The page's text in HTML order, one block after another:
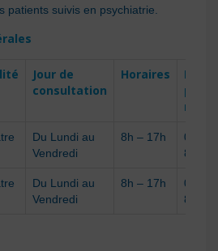
patients suivis en psychiatrie.
Jour de
consultation
Horaires
N°
rdv
Du Lundi au
Vendredi
8h – 17h
0262
81 22
Du Lundi au
Vendredi
8h – 17h
0262
81 22